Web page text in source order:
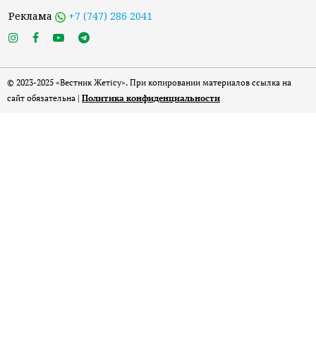
Реклама +7 (747) 286 2041
© 2023-2025 «Вестник Жетісу». При копировании материалов ссылка на
сайт обязательна | Политика конфиденциальности